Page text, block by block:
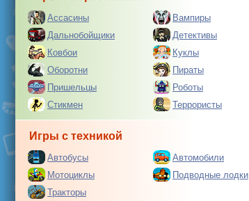
Ассасины Вампиры
Дальнобойщики
Детективы
Ковбои
Куклы
Оборотни
Пираты
Пришельцы
Роботы
Стикмен
Террористы
Игры с техникой
Автобусы Автомобили
Мотоциклы
Подводные лодки
Тракторы